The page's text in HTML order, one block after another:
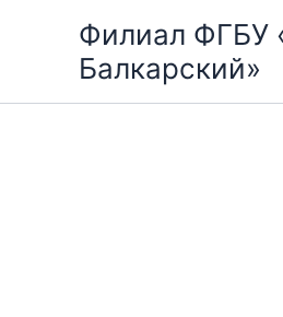
содержимому
Филиал ФГБУ
Балкарский»